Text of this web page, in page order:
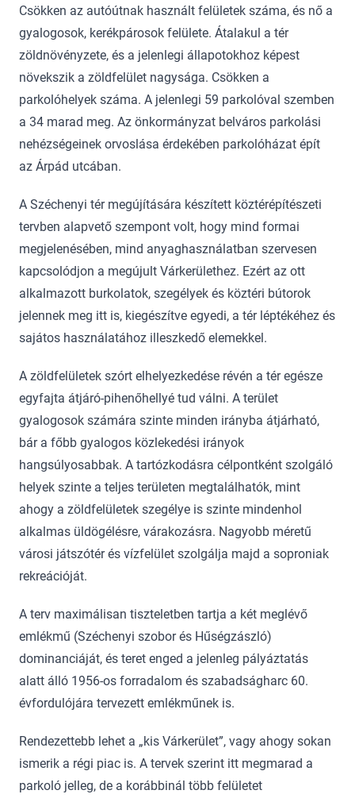
Csökken az autóútnak használt felületek száma, és nő a
gyalogosok, kerékpárosok felülete. Átalakul a tér
zöldnövényzete, és a jelenlegi állapotokhoz képest
növekszik a zöldfelület nagysága. Csökken a
parkolóhelyek száma. A jelenlegi 59 parkolóval szemben
a 34 marad meg. Az önkormányzat belváros parkolási
nehézségeinek orvoslása érdekében parkolóházat épít
az Árpád utcában.
A Széchenyi tér megújítására készített köztérépítészeti
tervben alapvető szempont volt, hogy mind formai
megjelenésében, mind anyaghasználatban szervesen
kapcsolódjon a megújult Várkerülethez. Ezért az ott
alkalmazott burkolatok, szegélyek és köztéri bútorok
jelennek meg itt is, kiegészítve egyedi, a tér léptékéhez és
sajátos használatához illeszkedő elemekkel.
A zöldfelületek szórt elhelyezkedése révén a tér egésze
egyfajta átjáró-pihenőhellyé tud válni. A terület
gyalogosok számára szinte minden irányba átjárható,
bár a főbb gyalogos közlekedési irányok
hangsúlyosabbak. A tartózkodásra célpontként szolgáló
helyek szinte a teljes területen megtalálhatók, mint
ahogy a zöldfelületek szegélye is szinte mindenhol
alkalmas üldögélésre, várakozásra. Nagyobb méretű
városi játszótér és vízfelület szolgálja majd a soproniak
rekreációját.
A terv maximálisan tiszteletben tartja a két meglévő
emlékmű (Széchenyi szobor és Hűségzászló)
dominanciáját, és teret enged a jelenleg pályáztatás
alatt álló 1956-os forradalom és szabadságharc 60.
évfordulójára tervezett emlékműnek is.
Rendezettebb lehet a „kis Várkerület”, vagy ahogy sokan
ismerik a régi piac is. A tervek szerint itt megmarad a
parkoló jelleg, de a korábbinál több felületet